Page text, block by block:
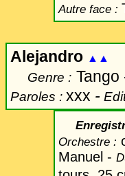
Autre face :
Alejandro ▲▲
Genre : Tango
Paroles : xxx -
Orchestre :
Manuel -